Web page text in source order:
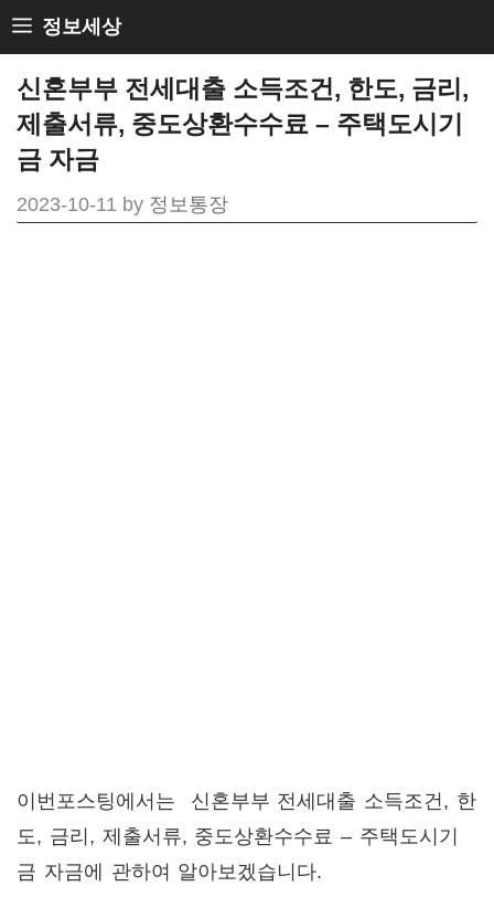
Skip
to
content
정보세상
신혼부부 전세대출 소득조건, 한도, 금리,
제출서류, 중도상환수수료 – 주택도시기
금 자금
2023-10-11 by 정보통장
이번포스팅에서는 신혼부부 전세대출 소득조건, 한
도, 금리, 제출서류, 중도상환수수료 – 주택도시기
금 자금에 관하여 알아보겠습니다.